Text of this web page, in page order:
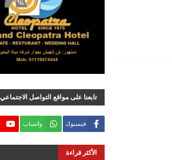
تابعنا على مواقع التواصل الاجتماعي
فيسبوك واتساب
الأكثر قراءة